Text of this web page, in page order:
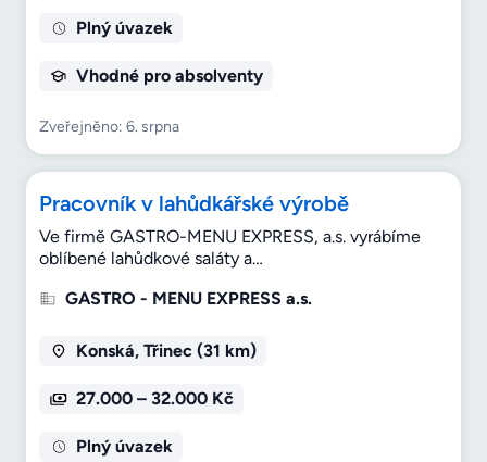
Plný úvazek
Vhodné pro absolventy
Zveřejněno: 6. srpna
Pracovník v lahůdkářské výrobě
Ve firmě GASTRO-MENU EXPRESS, a.s. vyrábíme
oblíbené lahůdkové saláty a…
GASTRO - MENU EXPRESS a.s.
Konská, Třinec (31 km)
27.000 – 32.000 Kč
Plný úvazek